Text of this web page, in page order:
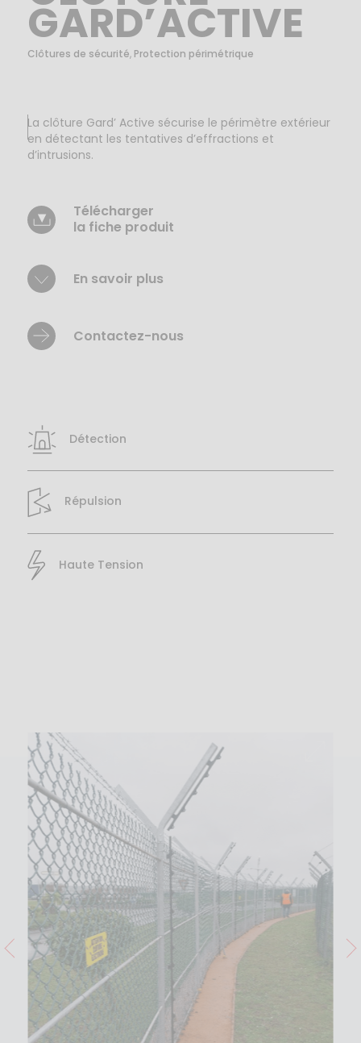
GARD’ACTIVE
Clôtures de sécurité, Protection périmétrique
La clôture Gard’ Active sécurise le périmètre extérieur
en détectant les tentatives d’effractions et
d’intrusions.
Télécharger
la fiche produit
En savoir plus
Contactez-nous
Détection
Répulsion
Haute Tension